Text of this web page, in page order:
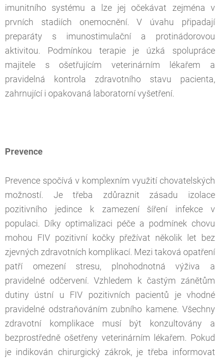
imunitního systému a lze jej očekávat zejména v
prvních stadiích onemocnění. V úvahu připadají
preparáty s imunostimulační a protinádorovou
aktivitou. Podmínkou terapie je úzká spolupráce
majitele s ošetřujícím veterinárním lékařem a
pravidelná kontrola zdravotního stavu pacienta,
zahrnující i opakovaná laboratorní vyšetření.
Prevence
Prevence spočívá v komplexním využití chovatelských
možností. Je třeba zdůraznit zásadu izolace
pozitivního jedince k zamezení šíření infekce v
populaci. Díky optimalizaci péče a podmínek chovu
mohou FIV pozitivní kočky přežívat několik let bez
zjevných zdravotních komplikací. Mezi taková opatření
patří omezení stresu, plnohodnotná výživa a
pravidelné odčervení. Vzhledem k častým zánětům
dutiny ústní u FIV pozitivních pacientů je vhodné
pravidelné odstraňováním zubního kamene. Všechny
zdravotní komplikace musí být konzultovány a
bezprostředně ošetřeny veterinárním lékařem. Pokud
je indikován chirurgický zákrok, je třeba informovat